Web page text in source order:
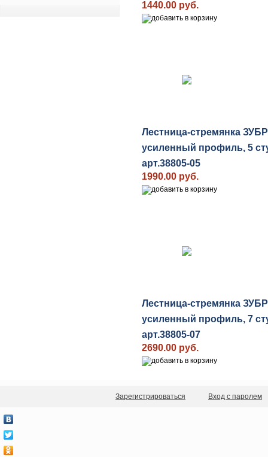
1440.00 руб.
Лестница-стремянка
усиленный профиль, 5
арт.38805-05
1990.00 руб.
Лестница-стремянка
усиленный профиль, 7
арт.38805-07
2690.00 руб.
Зарегистрироваться Вход с паролем